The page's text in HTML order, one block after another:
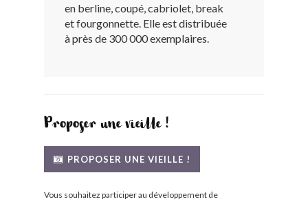
BONJOURLAVIEILLE ?
en berline, coupé, cabriolet, break
et fourgonnette. Elle est distribuée
à près de 300 000 exemplaires.
Proposer une vieille !
PROPOSER UNE VIEILLE !
Vous souhaitez participer au développement de